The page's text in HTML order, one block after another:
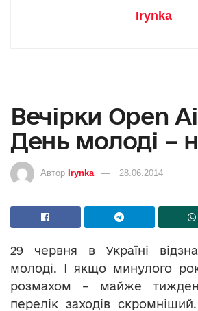
Irynka
Вечірки Open
День молоді –
Автор Irynka 28.06.2014
29 червня в Україні
молоді. І якщо минулого
розмахом – майже
перелік заходів